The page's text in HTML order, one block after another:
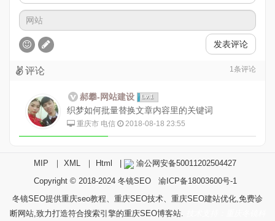
发表评论
评论 1条评论
郝攀-网站建设 Lv.1
织梦如何批量替换文章内容里的关键词
重庆市 电信 2018-08-18 23:55
MIP ｜ XML ｜ Html
渝公网安备50011202504427
Copyright © 2018-2024 冬镜SEO
渝ICP备18003600号-1
冬镜SEO提供重庆seo教程、重庆SEO技术、重庆SEO建站优化,免费诊
断网站,致力打造符合搜索引擎的重庆SEO博客站.